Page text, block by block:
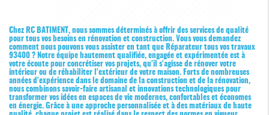
Chez RC BATIMENT, nous sommes déterminés à offrir des services de qualité
pour tous vos besoins en rénovation et construction. Vous vous demandez
comment nous pouvons vous assister en tant que Réparateur tous vos travaux
93400 ? Notre équipe hautement qualifiée, engagée et expérimentée est à
votre écoute pour concrétiser vos projets, qu'il s'agisse de rénover votre
intérieur ou de réhabiliter l'extérieur de votre maison. Forts de nombreuses
années d'expérience dans le domaine de la construction et de la rénovation,
nous combinons savoir-faire artisanal et innovations technologiques pour
transformer vos idées en espaces de vie modernes, confortables et économes
en énergie. Grâce à une approche personnalisée et à des matériaux de haute